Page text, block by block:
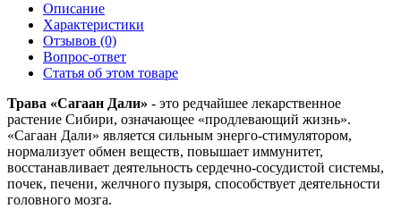
Описание
Характеристики
Отзывов (0)
Вопрос-ответ
Статья об этом товаре
Трава «Сагаан Дали» - это редчайшее лекарственное
растение Сибири, означающее «продлевающий жизнь».
«Сагаан Дали» является сильным энерго-стимулятором,
нормализует обмен веществ, повышает иммунитет,
восстанавливает деятельность сердечно-сосудистой системы,
почек, печени, желчного пузыря, способствует деятельности
головного мозга.